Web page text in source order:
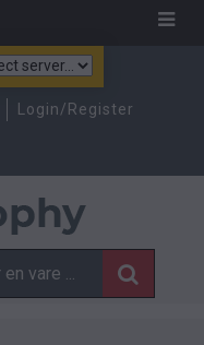
Login/Register